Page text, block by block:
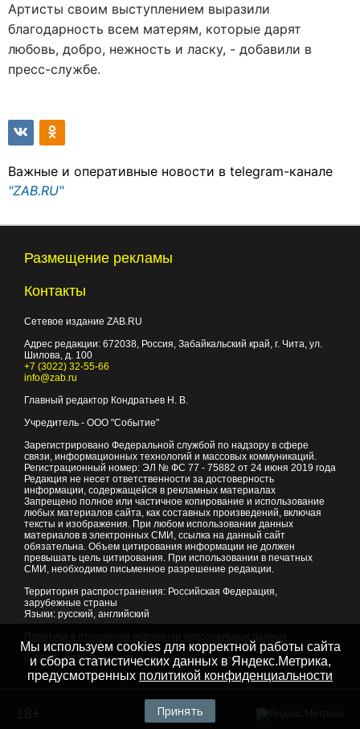
Артисты своим выступлением выразили
благодарность всем матерям, которые дарят
любовь, добро, нежность и ласку, - добавили в
пресс-службе.
Важные и оперативные новости в telegram-канале
"ZAB.RU"
Размещение рекламы
Контакты
Сетевое издание ZAB.RU
Адрес редакции: 672038, Россия, Забайкальский край, г. Чита, ул.
Шилова, д. 100
+7 (3022) 32-55-66
info@zab.ru
Главный редактор Кондратьев Н. В.
Учредитель - ООО "Событие"
Зарегистрировано Федеральной службой по надзору в сфере
связи, информационных технологий и массовых коммуникаций.
Регистрационный номер: ЭЛ № ФС 77 - 75882 от 24 июня 2019 года
Редакция не несет ответственности за достоверность
информации, содержащейся в рекламных материалах
Запрещено полное или частичное копирование и использование
любых материалов сайта, как составных произведений, включая
тексты и изображения. При любом использовании данных
материалов в электронных СМИ, ссылка на данный сайт
обязательна. Объем цитирования информации не должен
превышать цель цитирования. При использовании в печатных
СМИ, необходимо письменное разрешение редакции.
Территория распространения: Российская Федерация,
зарубежные страны
Языки: русский, английский
© 2007 - 2026Портал Читы и Забайкальского края
Мы используем cookies для корректной работы сайта
и сбора статистических данных в Яндекс.Метрика,
предусмотренных политикой конфиденциальности
Принять